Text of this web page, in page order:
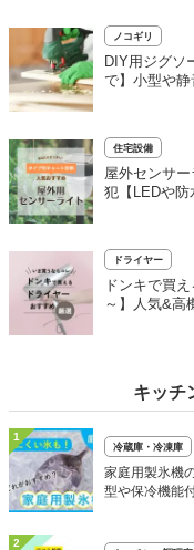
ノコギリ
DIY用ジグソ
で】小型や静
住宅設備
屋外センサ
犯【LEDや防
ドライヤー
ドンキで買
～】人気&高
キッチ
1
冷蔵庫・冷凍庫
家庭用製氷機
型や保冷機能
2